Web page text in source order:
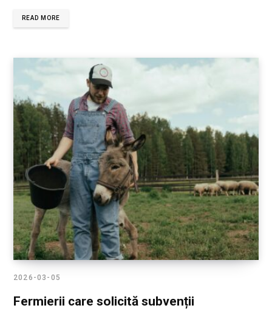
READ MORE
2026-03-05
Fermierii care solicită subvenții